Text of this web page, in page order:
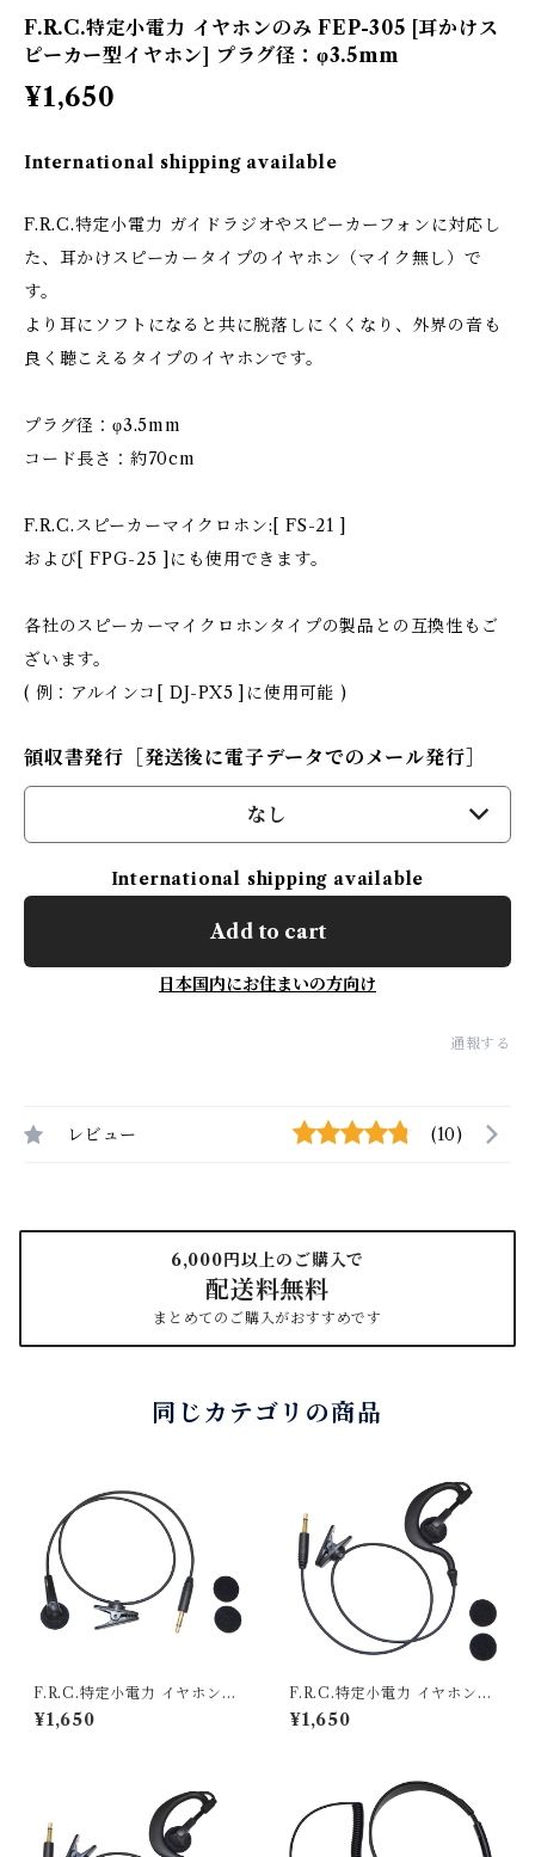
F.R.C.特定小電力 イヤホンのみ FEP-305 [耳かけス
ピーカー型イヤホン] プラグ径：φ3.5mm
¥1,650
International shipping available
F.R.C.特定小電力 ガイドラジオやスピーカーフォンに対応し
た、耳かけスピーカータイプのイヤホン（マイク無し）で
す。
より耳にソフトになると共に脱落しにくくなり、外界の音も
良く聴こえるタイプのイヤホンです。
プラグ径：φ3.5mm
コード長さ：約70cm
F.R.C.スピーカーマイクロホン:[ FS-21 ]
および[ FPG-25 ]にも使用できます。
各社のスピーカーマイクロホンタイプの製品との互換性もご
ざいます。
( 例：アルインコ[ DJ-PX5 ]に使用可能 )
領収書発行［発送後に電子データでのメール発行］
なし
International shipping available
Add to cart
日本国内にお住まいの方向け
通報する
レビュー (10)
6,000円以上のご購入で
配送料無料
まとめてのご購入がおすすめです
同じカテゴリの商品
F.R.C.特定小電力 イヤホンの
み FEP-301 [インナー型イヤ
ホン] プラグ径：φ3.5mm
¥1,650
F.R.C.特定小電力 イヤホンの
み FEP-302 [耳掛け型イヤホ
ン] プラグ径：φ3.5mm
¥1,650